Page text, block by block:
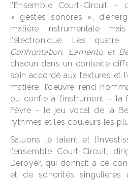
l’Ensemble Court-Circuit –
« gestes sonores »,
matière instrumentale
l’électronique. Les
Confrontation, Lamento et
chacun dans un contexte
soin accordé aux textures et
matière, l’oeuvre rend
ou confie à l’instrument – la
Fèvre – le jeu vocal de la
rythmes et les couleurs les
Saluons le talent et
l’ensemble Court-Circuit,
Deroyer, qui donnait à ce
et de sonorités